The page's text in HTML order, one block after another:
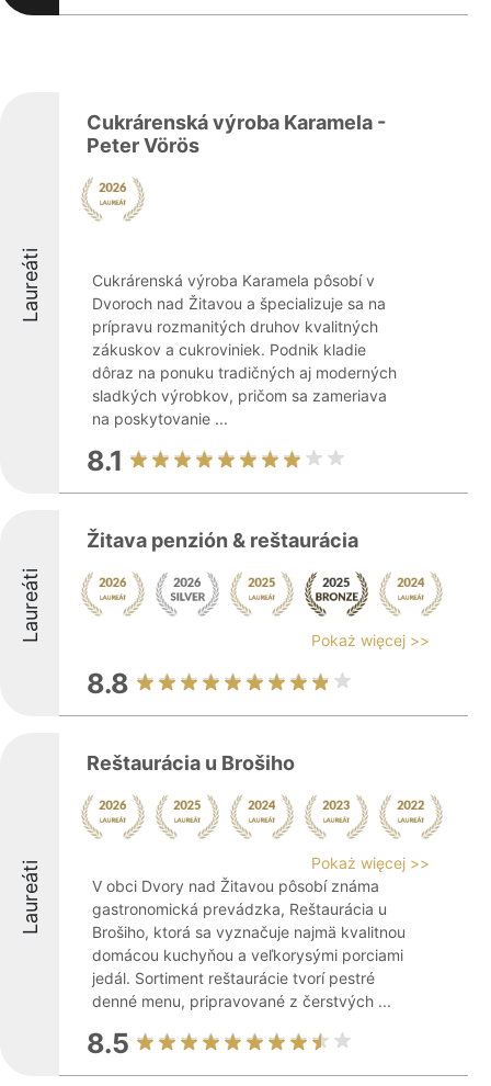
Laureáti
Cukrárenská výroba Karamela -
Peter Vörös
Cukrárenská výroba Karamela pôsobí v
Dvoroch nad Žitavou a špecializuje sa na
prípravu rozmanitých druhov kvalitných
zákuskov a cukroviniek. Podnik kladie
dôraz na ponuku tradičných aj moderných
sladkých výrobkov, pričom sa zameriava
na poskytovanie ...
8.1
Laureáti
Žitava penzión & reštaurácia
Pokaż więcej >>
8.8
Laureáti
Reštaurácia u Brošiho
Pokaż więcej >>
V obci Dvory nad Žitavou pôsobí známa
gastronomická prevádzka, Reštaurácia u
Brošiho, ktorá sa vyznačuje najmä kvalitnou
domácou kuchyňou a veľkorysými porciami
jedál. Sortiment reštaurácie tvorí pestré
denné menu, pripravované z čerstvých ...
8.5